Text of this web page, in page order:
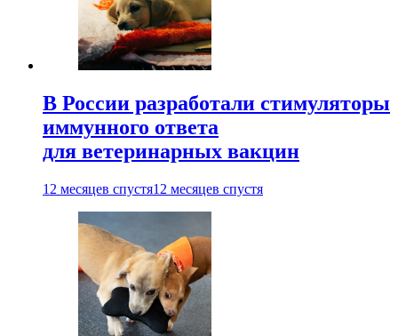
В России разработали стимуляторы
иммунного ответа
для ветеринарных вакцин
12 месяцев спустя12 месяцев спустя